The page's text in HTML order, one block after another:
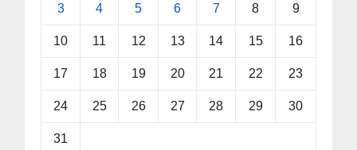
3 4 5 6 7 8 9
10 11 12 13 14 15 16
17 18 19 20 21 22 23
24 25 26 27 28 29 30
31